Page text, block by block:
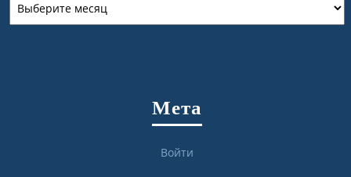
Мета
Войти